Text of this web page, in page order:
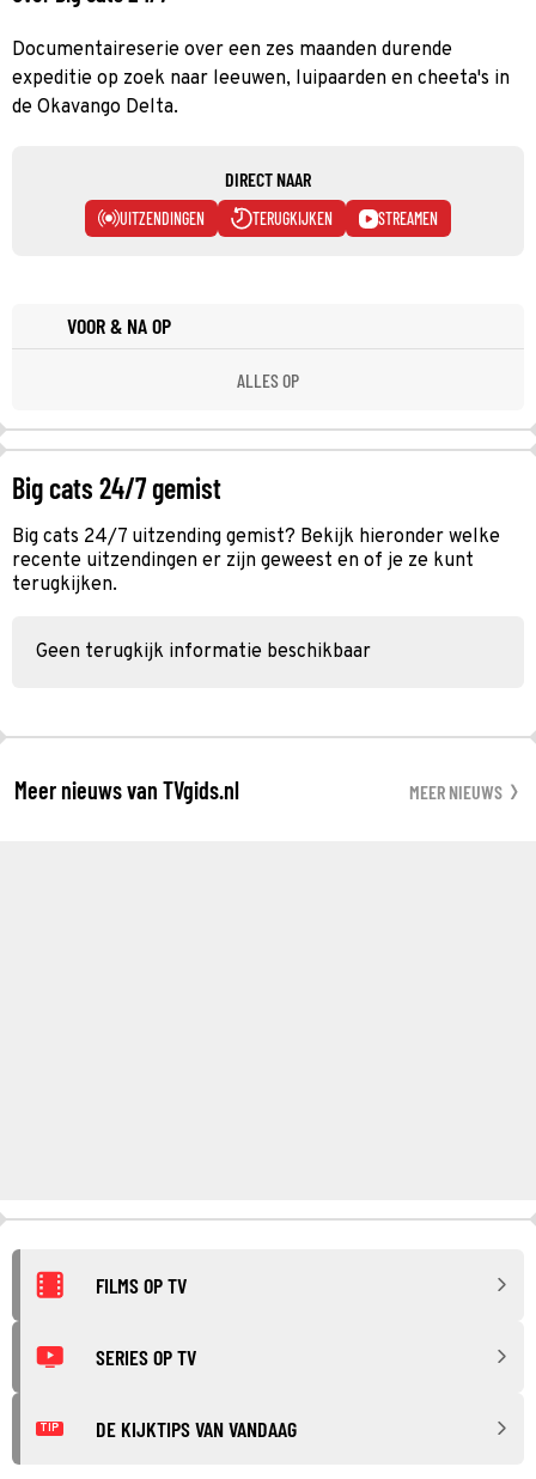
Documentaireserie over een zes maanden durende
expeditie op zoek naar leeuwen, luipaarden en cheeta's in
de Okavango Delta.
DIRECT NAAR
UITZENDINGEN TERUGKIJKEN STREAMEN
VOOR & NA OP
ALLES OP
Big cats 24/7 gemist
Big cats 24/7 uitzending gemist? Bekijk hieronder welke
recente uitzendingen er zijn geweest en of je ze kunt
terugkijken.
Geen terugkijk informatie beschikbaar
Meer nieuws van TVgids.nl MEER NIEUWS
FILMS OP TV
SERIES OP TV
TIP DE KIJKTIPS VAN VANDAAG